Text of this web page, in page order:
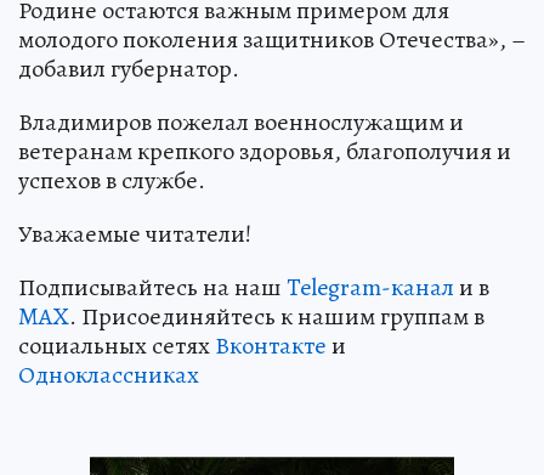
Родине остаются важным примером для
молодого поколения защитников Отечества», –
добавил губернатор.
Владимиров пожелал военнослужащим и
ветеранам крепкого здоровья, благополучия и
успехов в службе.
Уважаемые читатели!
Подписывайтесь на нашTelegram-канали в
MAX. Присоединяйтесь к нашим группам в
социальных сетяхВконтактеи
Одноклассниках